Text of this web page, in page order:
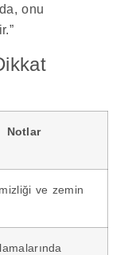
onu
Notlar
ve zemin